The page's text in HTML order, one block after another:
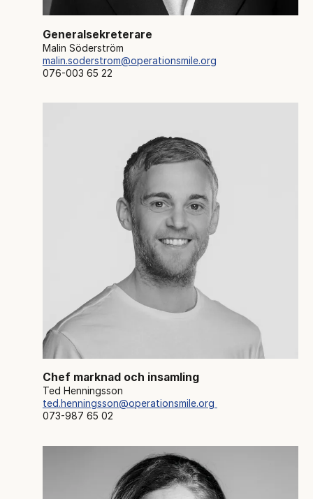
Generalsekreterare
Malin Söderström
malin.soderstrom@operationsmile.org
076-003 65 22
Chef marknad och insamling
Ted Henningsson
ted.henningsson@operationsmile.org
073-987 65 02